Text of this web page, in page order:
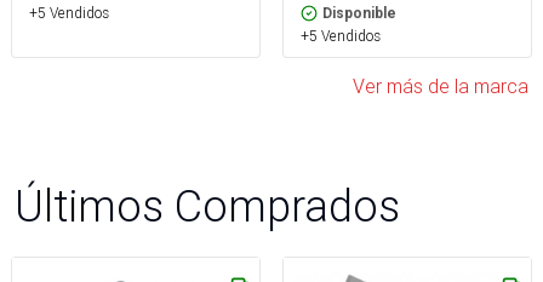
+5 Vendidos Disponible
+5 Vendidos
Ver más de la marca
Últimos Comprados